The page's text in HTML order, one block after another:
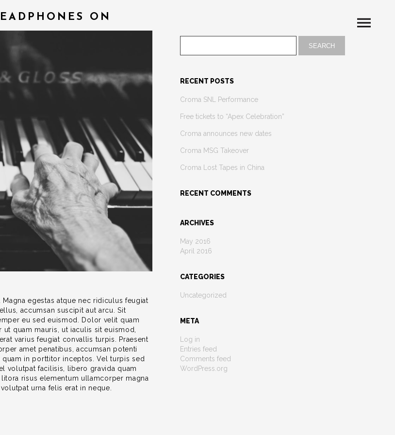
ON
egestas atque nec ridiculus feugiat
accumsan suscipit aut arcu. Sit
eu sed euismod. Dolor velit quam
quam mauris, ut iaculis sit euismod,
varius feugiat convallis turpis. Praesent
amet penatibus, accumsan potenti
in porttitor inceptos. Vel turpis sed
volutpat facilisis, libero gravida quam
risus elementum ullamcorper magna
urna felis erat in neque.
RECENT POSTS
Croma SNL Performance
Free tickets to “Apex Celebration”
Croma announces new dates
Croma MSG Takeover
Croma Lost Tapes in China
RECENT COMMENTS
ARCHIVES
May 2016
April 2016
CATEGORIES
Uncategorized
META
Log in
Entries feed
Comments feed
WordPress.org